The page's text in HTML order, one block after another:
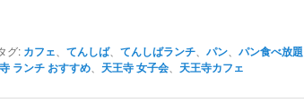
グ: カフェ 、てんしば、てんしばランチ 、パン 、パン食べ放題
ランチ おすすめ 天王寺 女子会 天王寺カフェ